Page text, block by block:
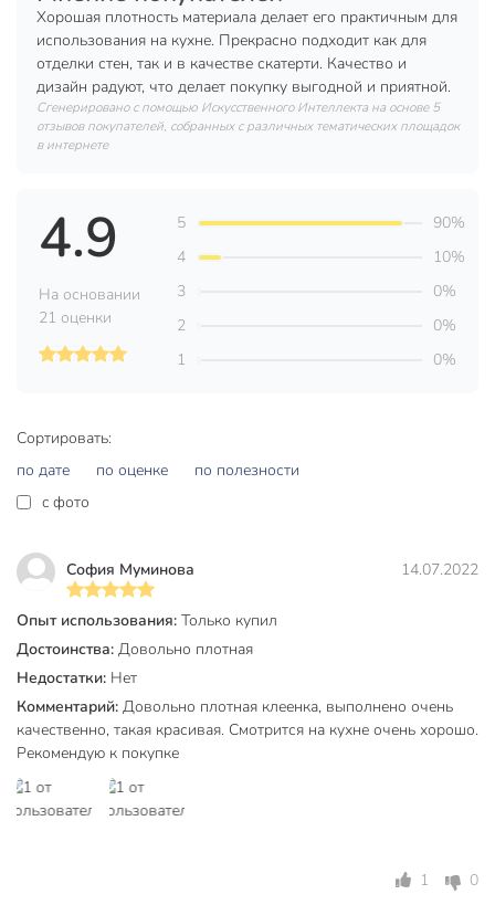
Ширина 140 см.
Длина намотки в рулоне 20 м.
Толщина ПВХ: 0,21 мм.
Плотность ПВХ: 340 г/м².
Плотность нетканого материала: 40 г/м².
Техническая информация
Длина, м
Ширина, м
Кружево
Материал
на нетканой
Цвет
Дизайн
Размер, см
2000х140 см
Артикул производителя
Модель
10 x 10 x 140 см
Хорошая плотность материала делает его практичным для
использования на кухне. Прекрасно подходит как для
отделки стен, так и в качестве скатерти. Качество и
дизайн радуют, что делает покупку выгодной и приятной.
Сгенерировано с помощью Искусственного Интеллекта на основе 5
отзывов покупателей, собранных с различных тематических площадок
в интернете
Сортировать:
по дате
по оценке
по полезности
c фото
София Муминова 14.07.2022
Опыт использования: Только купил
Достоинства: Довольно плотная
Недостатки: Нет
Комментарий: Довольно плотная клеенка, выполнено очень
качественно, такая красивая. Смотрится на кухне очень хорошо.
Рекомендую к покупке
1 0
4.9
На основании
21 оценки
5
90%
4
10%
3
0%
2
0%
1
0%